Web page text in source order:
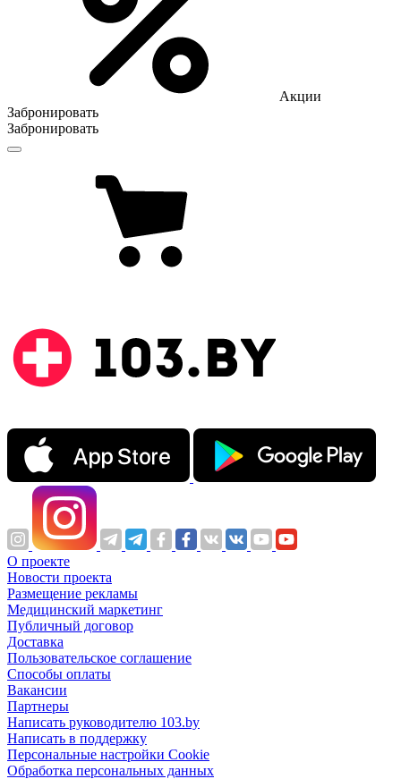
Акции
Забронировать
Забронировать
О проекте
Новости проекта
Размещение рекламы
Медицинский маркетинг
Публичный договор
Доставка
Пользовательское соглашение
Способы оплаты
Вакансии
Партнеры
Написать руководителю 103.by
Написать в поддержку
Персональные настройки Cookie
Обработка персональных данных